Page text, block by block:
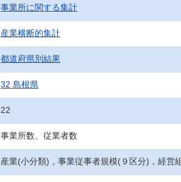
事業所に関する集計
産業横断的集計
都道府県別結果
32 島根県
22
事業所数、従業者数
産業(小分類)，事業従事者規模(９区分)，経